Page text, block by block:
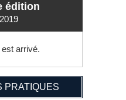
édition
arrivé.
PRATIQUES